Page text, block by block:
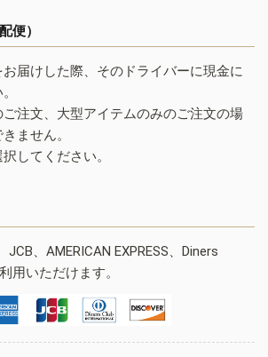
便）
届けした際、そのドライバーに現金に
注文、大型アイテムのみのご注文の場
ません。
してください。
、AMERICAN EXPRESS、Diners
用いただけます。